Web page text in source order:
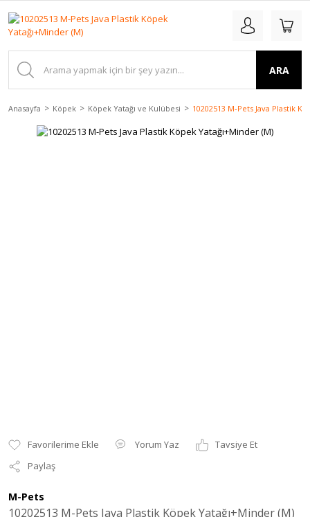
ARA
Anasayfa Köpek Köpek Yatağı ve Kulübesi 10202513 M-Pets Java Plastik
Yorum Yaz
Tavsiye Et
Paylaş
M-Pets
10202513 M-Pets Java Plastik Köpek Yatağı+Minder (M)